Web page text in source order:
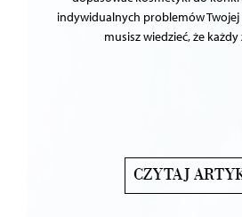
indywidualnych problemów Twojej
musisz wiedzieć, że każdy
CZYTAJ